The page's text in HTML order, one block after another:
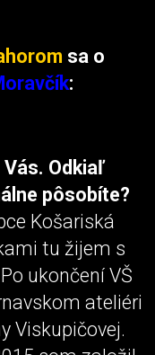
sa o
:
Odkiaľ
pôsobíte?
Košariská
tu žijem s
ukončení VŠ
ateliéri
Viskupičovej.